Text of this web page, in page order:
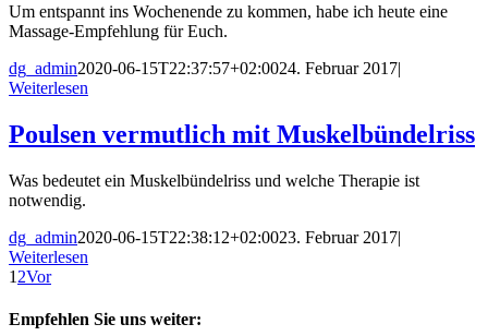
Um entspannt ins Wochenende zu kommen, habe ich heute eine
Massage-Empfehlung für Euch.
dg_admin2020-06-15T22:37:57+02:0024. Februar 2017|
Weiterlesen
Poulsen vermutlich mit Muskelbündelriss
Was bedeutet ein Muskelbündelriss und welche Therapie ist
notwendig.
dg_admin2020-06-15T22:38:12+02:0023. Februar 2017|
Weiterlesen
1 2Vor
Empfehlen Sie uns weiter: